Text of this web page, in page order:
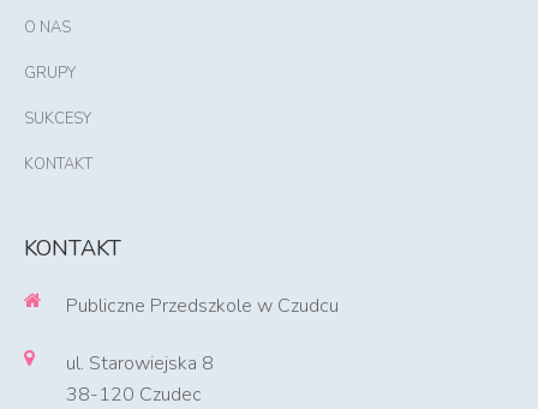
O NAS
GRUPY
SUKCESY
KONTAKT
KONTAKT
Publiczne Przedszkole w Czudcu
ul. Starowiejska 8
38-120 Czudec